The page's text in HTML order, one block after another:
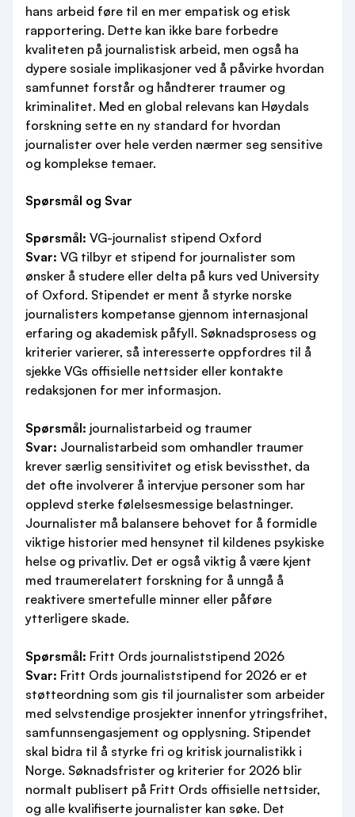
hans arbeid føre til en mer empatisk og etisk
rapportering. Dette kan ikke bare forbedre
kvaliteten på journalistisk arbeid, men også ha
dypere sosiale implikasjoner ved å påvirke hvordan
samfunnet forstår og håndterer traumer og
kriminalitet. Med en global relevans kan Høydals
forskning sette en ny standard for hvordan
journalister over hele verden nærmer seg sensitive
og komplekse temaer.
Spørsmål og Svar
Spørsmål: VG-journalist stipend Oxford
Svar: VG tilbyr et stipend for journalister som
ønsker å studere eller delta på kurs ved University
of Oxford. Stipendet er ment å styrke norske
journalisters kompetanse gjennom internasjonal
erfaring og akademisk påfyll. Søknadsprosess og
kriterier varierer, så interesserte oppfordres til å
sjekke VGs offisielle nettsider eller kontakte
redaksjonen for mer informasjon.
Spørsmål: journalistarbeid og traumer
Svar: Journalistarbeid som omhandler traumer
krever særlig sensitivitet og etisk bevissthet, da
det ofte involverer å intervjue personer som har
opplevd sterke følelsesmessige belastninger.
Journalister må balansere behovet for å formidle
viktige historier med hensynet til kildenes psykiske
helse og privatliv. Det er også viktig å være kjent
med traumerelatert forskning for å unngå å
reaktivere smertefulle minner eller påføre
ytterligere skade.
Spørsmål: Fritt Ords journaliststipend 2026
Svar: Fritt Ords journaliststipend for 2026 er et
støtteordning som gis til journalister som arbeider
med selvstendige prosjekter innenfor ytringsfrihet,
samfunnsengasjement og opplysning. Stipendet
skal bidra til å styrke fri og kritisk journalistikk i
Norge. Søknadsfrister og kriterier for 2026 blir
normalt publisert på Fritt Ords offisielle nettsider,
og alle kvalifiserte journalister kan søke. Det